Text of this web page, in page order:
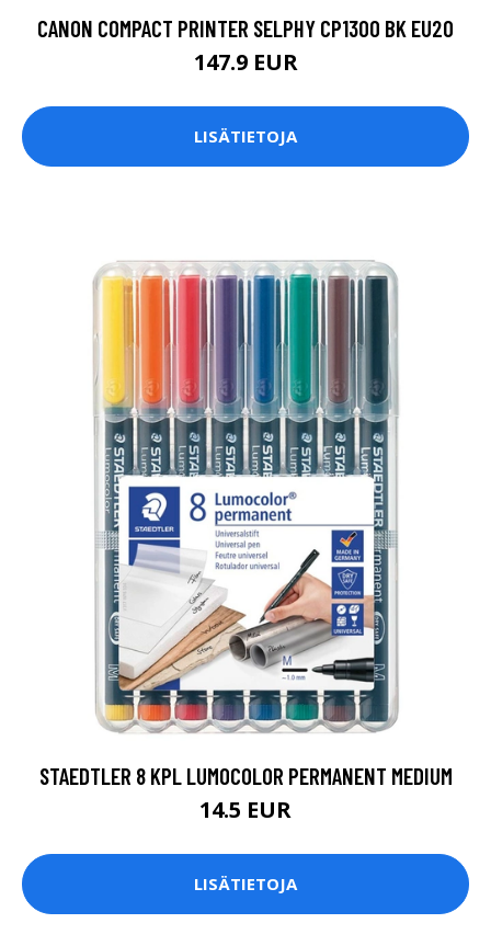
CANON COMPACT PRINTER SELPHY CP1300 BK EU20
147.9 EUR
LISÄTIETOJA
STAEDTLER 8 KPL LUMOCOLOR PERMANENT MEDIUM
14.5 EUR
LISÄTIETOJA